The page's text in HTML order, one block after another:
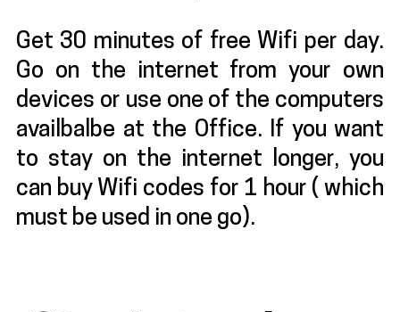
Get 30 minutes of free Wifi per day.
Go on the internet from your own
devices or use one of the computers
availbalbe at the Office. If you want
to stay on the internet longer, you
can buy Wifi codes for 1 hour ( which
must be used in one go).